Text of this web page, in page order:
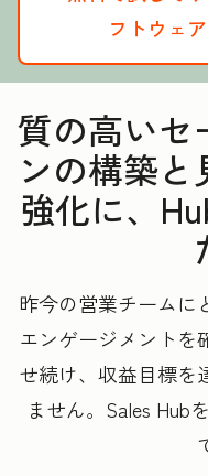
フトウェ
質の高いセ
ンの構築
強化に、
昨今の営業チームに
エンゲージメントを
せ続け、収益目標を
ません。Sales Hub